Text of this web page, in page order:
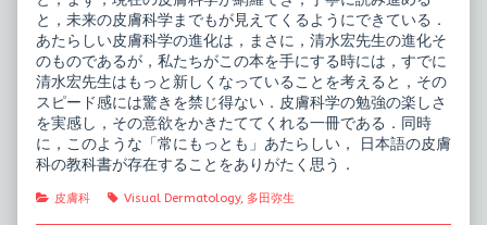
と，未来の皮膚科学までもが見えてくるようにできている．
あたらしい皮膚科学の進化は，まさに，清水宏先生の進化そ
のものであるが，私たちがこの本を手にする時には，すでに
清水宏先生はもっと新しくなっていることを考えると，その
スピード感には驚きを禁じ得ない．皮膚科学の勉強の楽しさ
を実感し，その意欲をかきたててくれる一冊である．同時
に，このような「常にもっとも」あたらしい， 日本語の皮膚
科の教科書が存在することをありがたく思う．
Categories
皮膚科 Tags
Visual Dermatology, 多田弥生